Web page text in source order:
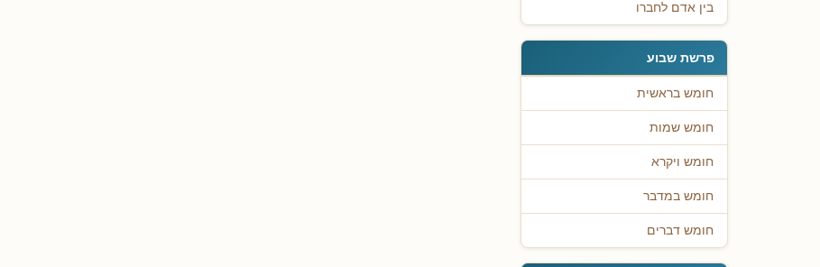
בין אדם לחברו
פרשת שבוע
חומש בראשית
חומש שמות
חומש ויקרא
חומש במדבר
חומש דברים